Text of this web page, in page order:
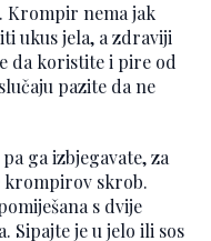
Krompir nema jak
ukus jela, a zdraviji
da koristite i pire od
pazite da ne
ga izbjegavate, za
krompirov skrob.
s dvije
Sipajte je u jelo ili sos